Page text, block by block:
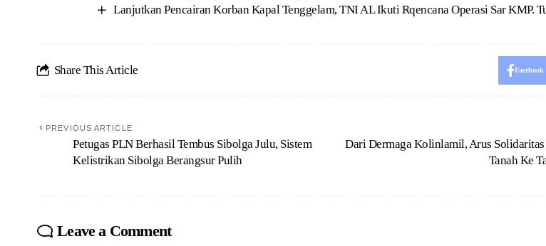
Lanjutkan Pencairan Korban Kapal Tenggelam, TNI AL Ikuti Rqencana Operasi Sar KMP.
Share This Article Facebook
PREVIOUS ARTICLE
Petugas PLN Berhasil Tembus Sibolga Julu, Sistem
Kelistrikan Sibolga Berangsur Pulih
Dari Dermaga Kolinlamil, Arus
Tanah Ke
Leave a Comment